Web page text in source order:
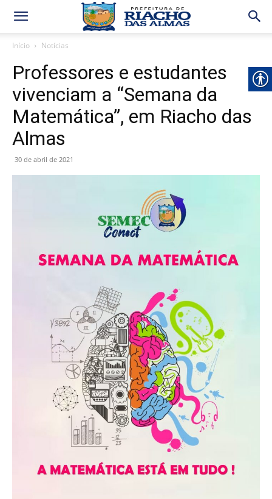
Início Notícias
Professores e estudantes
vivenciam a “Semana da
Matemática”, em Riacho das
Almas
30 de abril de 2021